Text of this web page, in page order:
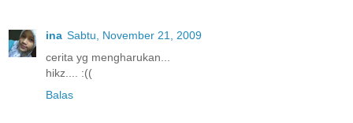
ina Sabtu, November 21, 2009
cerita yg mengharukan...
hikz.... :((
Balas